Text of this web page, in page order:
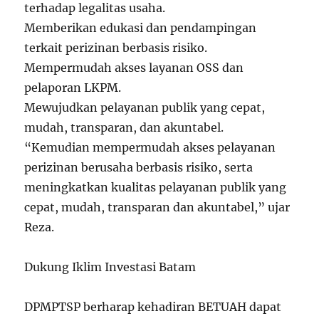
terhadap legalitas usaha.
Memberikan edukasi dan pendampingan
terkait perizinan berbasis risiko.
Mempermudah akses layanan OSS dan
pelaporan LKPM.
Mewujudkan pelayanan publik yang cepat,
mudah, transparan, dan akuntabel.
“Kemudian mempermudah akses pelayanan
perizinan berusaha berbasis risiko, serta
meningkatkan kualitas pelayanan publik yang
cepat, mudah, transparan dan akuntabel,” ujar
Reza.
Dukung Iklim Investasi Batam
DPMPTSP berharap kehadiran BETUAH dapat